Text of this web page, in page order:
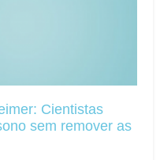
Cientistas
sem remover as